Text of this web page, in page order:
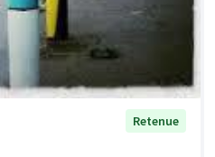
Retenue